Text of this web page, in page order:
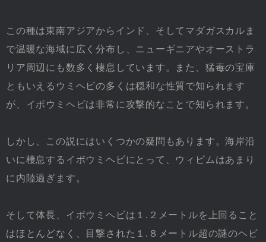
この種は東南アジアからインド、そしてマダガスカルま
で温暖な海域に広く分布し、ニューギニアやオーストラ
リア周辺にも数多く棲息しています。また、猛毒の宝庫
ともいえるウミヘビの多くは穏和な性質で知られます
が、イボウミヘビは非常に攻撃的なことで知られます。
しかし、この説にはいくつかの疑問もあります。海岸沿
いに棲息するイボウミヘビにとって、ウィピムはあまり
に内陸過ぎます。
そして体長、イボウミヘビは１.２メートルを上回ること
はほとんどなく、目撃された１.８メートル超の謎のヘビ